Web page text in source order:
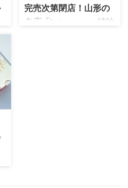
完売次第閉店！山形の
名店「kotonowa」姉妹